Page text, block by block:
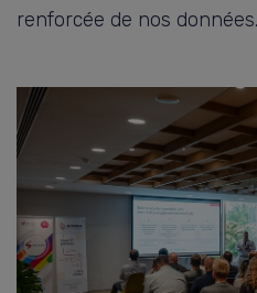
renforcée de nos données.